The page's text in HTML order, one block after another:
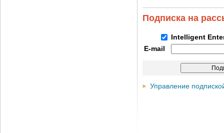
Подписка на
Intelligent
E-mail
Управление